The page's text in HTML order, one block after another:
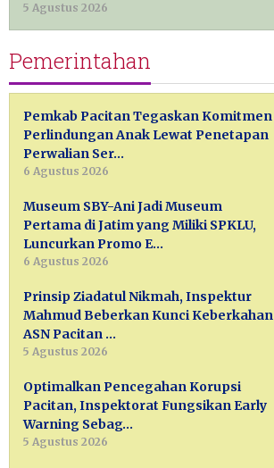
5 Agustus 2026
Pemerintahan
Pemkab Pacitan Tegaskan Komitmen
Perlindungan Anak Lewat Penetapan
Perwalian Ser…
6 Agustus 2026
Museum SBY-Ani Jadi Museum
Pertama di Jatim yang Miliki SPKLU,
Luncurkan Promo E…
6 Agustus 2026
Prinsip Ziadatul Nikmah, Inspektur
Mahmud Beberkan Kunci Keberkahan
ASN Pacitan …
5 Agustus 2026
Optimalkan Pencegahan Korupsi
Pacitan, Inspektorat Fungsikan Early
Warning Sebag…
5 Agustus 2026